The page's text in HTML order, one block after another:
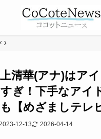
清華(アナ)はア
ぎ！下手なアイ
【めざましテレ
12-13 2026-04-14